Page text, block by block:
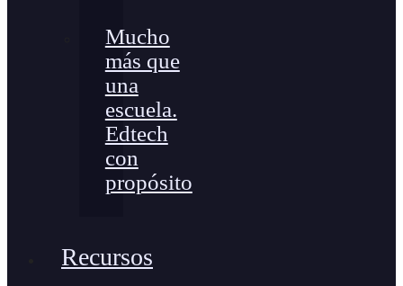
Mucho
más que
una
escuela.
Edtech
con
propósito
Recursos